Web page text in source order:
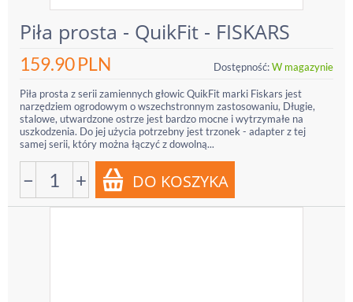
Piła prosta - QuikFit - FISKARS
159.90PLN Dostępność:W magazynie
Piła prosta z serii zamiennych głowic QuikFit marki Fiskars jest
narzędziem ogrodowym o wszechstronnym zastosowaniu, Długie,
stalowe, utwardzone ostrze jest bardzo mocne i wytrzymałe na
uszkodzenia. Do jej użycia potrzebny jest trzonek - adapter z tej
samej serii, który można łączyć z dowolną...
− +